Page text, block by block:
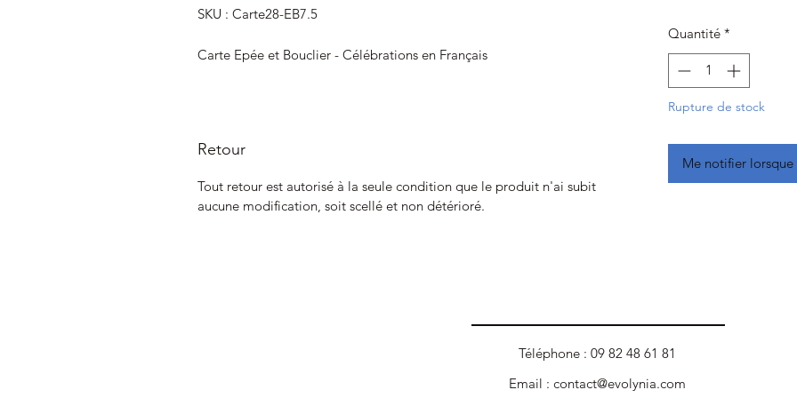
SKU : Carte28-EB7.5
Carte Epée et Bouclier - Célébrations en Français
Retour
Tout retour est autorisé à la seule condition que le produit n'ai subit
aucune modification, soit scellé et non détérioré.
Quantité *
Rupture de stock
Me notifier
Téléphone : 09 82 48 61 81
Email : contact@evolynia.com